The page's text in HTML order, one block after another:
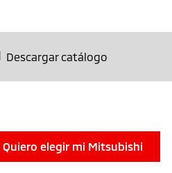
Descargar catálogo
Quiero elegir mi Mitsubishi